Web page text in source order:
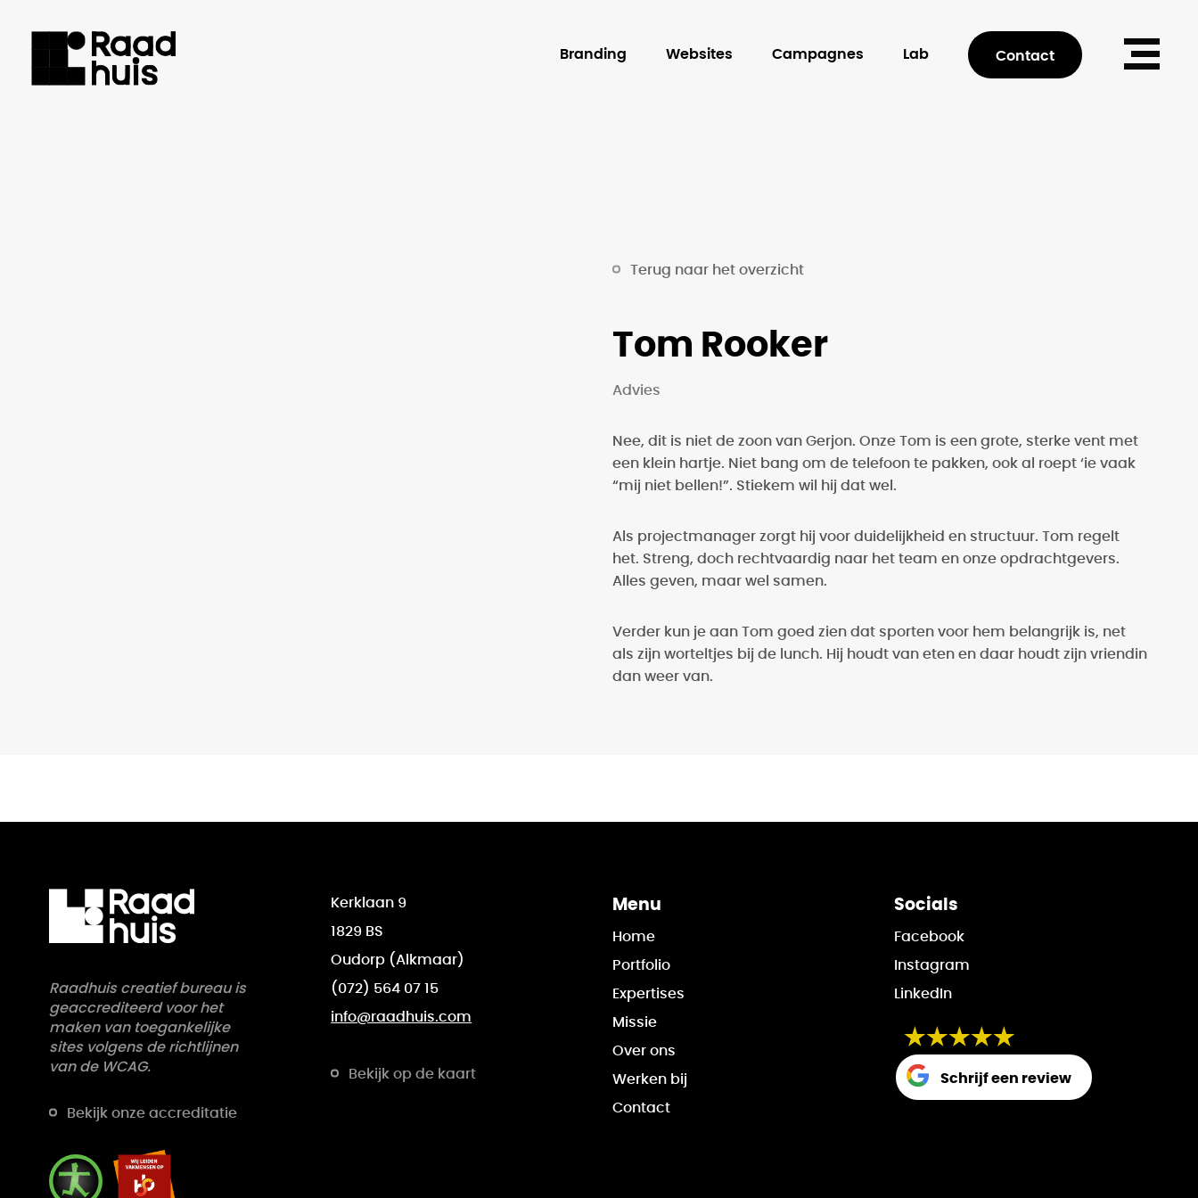
Branding Websites Campagnes Lab Contact
Terug naar het overzicht
Tom Rooker
Advies
Nee, dit is niet de zoon van Gerjon. Onze Tom is een grote, sterke vent met
een klein hartje. Niet bang om de telefoon te pakken, ook al roept ‘ie vaak
“mij niet bellen!”. Stiekem wil hij dat wel.
Als projectmanager zorgt hij voor duidelijkheid en structuur. Tom regelt
het. Streng, doch rechtvaardig naar het team en onze opdrachtgevers.
Alles geven, maar wel samen.
Verder kun je aan Tom goed zien dat sporten voor hem belangrijk is, net
als zijn worteltjes bij de lunch. Hij houdt van eten en daar houdt zijn vriendin
dan weer van.
Raadhuis creatief bureau is
geaccrediteerd voor het
maken van toegankelijke
sites volgens de richtlijnen
van de WCAG.
Bekijk onze accreditatie
RAADHUIS werkt samen met Digitall Inclusive.nl/
Kerklaan 9
1829 BS
Oudorp (Alkmaar)
(072) 564 07 15
info@raadhuis.com
Bekijk op de kaart
Menu
Home
Portfolio
Expertises
Missie
Over ons
Werken bij
Contact
Socials
Facebook
Instagram
LinkedIn
Schrijf een review